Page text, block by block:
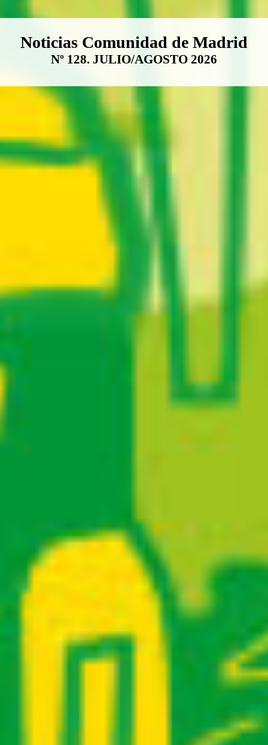
Boletín Noticias Comunidad de
Noticias Comunidad de Madrid
Nº 128. JULIO/AGOSTO 2026